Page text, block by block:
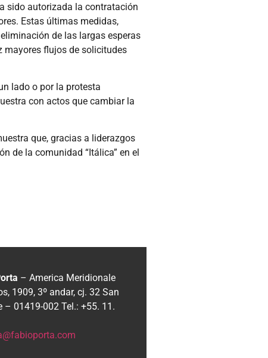
sido autorizada la contratación
Estas últimas medidas,
de las largas esperas
mayores flujos de solicitudes
lado o por la protesta
con actos que cambiar la
que, gracias a liderazgos
de la comunidad “Itálica” en el
– America Meridionale
1909, 3º andar, cj. 32 San
– 01419-002 Tel.: +55. 11.